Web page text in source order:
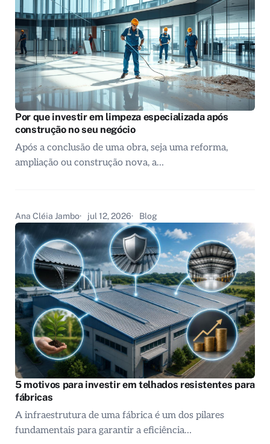
Por que investir em limpeza especializada após
construção no seu negócio
Após a conclusão de uma obra, seja uma reforma,
ampliação ou construção nova, a…
Ana Cléia Jambo jul 12, 2026 Blog
5 motivos para investir em telhados resistentes para
fábricas
A infraestrutura de uma fábrica é um dos pilares
fundamentais para garantir a eficiência…